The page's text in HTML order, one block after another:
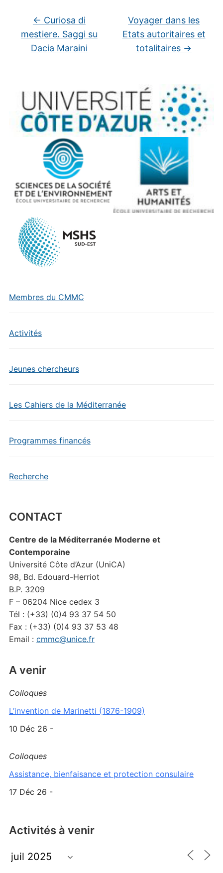
Membres du CMMC
Activités
Jeunes chercheurs
Les Cahiers de la Méditerranée
Programmes financés
Recherche
CONTACT
Centre de la Méditerranée Moderne et
Contemporaine
Université Côte d’Azur (UniCA)
98, Bd. Edouard-Herriot
B.P. 3209
F – 06204 Nice cedex 3
Tél : (+33) (0)4 93 37 54 50
Fax : (+33) (0)4 93 37 53 48
Email : cmmc@unice.fr
A venir
Colloques
L’invention de Marinetti (1876-1909)
10 Déc 26 -
Colloques
Assistance, bienfaisance et protection consulaire
17 Déc 26 -
← Curiosa di
mestiere. Saggi su
Dacia Maraini
Voyager dans les
Etats autoritaires et
totalitaires →
Activités à venir